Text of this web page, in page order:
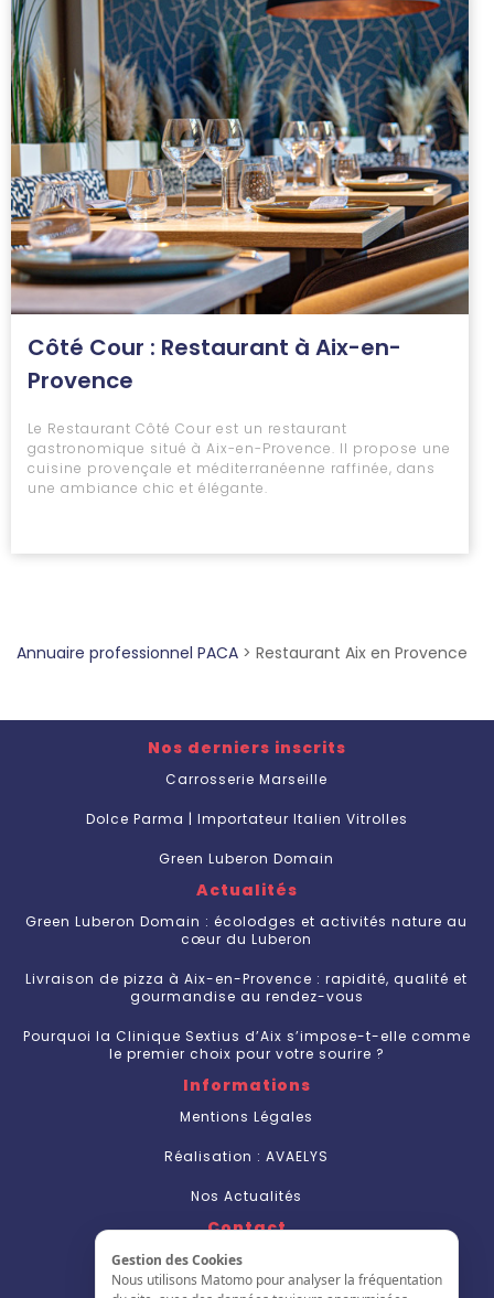
Gestion des Cookies
Nous utilisons Matomo pour analyser la fréquentation
Côté Cour : Restaurant à Aix-en-
Provence
Le Restaurant Côté Cour est un restaurant
gastronomique situé à Aix-en-Provence. Il propose une
cuisine provençale et méditerranéenne raffinée, dans
une ambiance chic et élégante.
Annuaire professionnel PACA > Restaurant Aix en Provence
Nos derniers inscrits
Carrosserie Marseille
Dolce Parma | Importateur Italien Vitrolles
Green Luberon Domain
Actualités
Green Luberon Domain : écolodges et activités nature au
cœur du Luberon
Livraison de pizza à Aix-en-Provence : rapidité, qualité et
gourmandise au rendez-vous
Pourquoi la Clinique Sextius d’Aix s’impose-t-elle comme
le premier choix pour votre sourire ?
Informations
Mentions Légales
Réalisation : AVAELYS
Nos Actualités
Contact
Nous Contacter